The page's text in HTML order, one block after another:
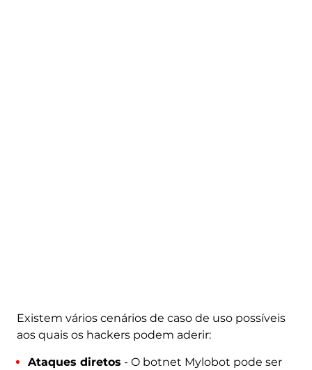
Existem vários cenários de caso de uso possíveis
aos quais os hackers podem aderir:
Ataques diretos - O botnet Mylobot pode ser